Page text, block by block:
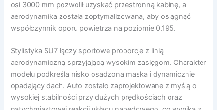
osi 3000 mm pozwolił uzyskać przestronną kabinę, a
aerodynamika została zoptymalizowana, aby osiągnąć
współczynnik oporu powietrza na poziomie 0,195.
Stylistyka SU7 łączy sportowe proporcje z linią
aerodynamiczną sprzyjającą wysokim zasięgom. Charakter
modelu podkreśla nisko osadzona maska i dynamicznie
opadający dach. Auto zostało zaprojektowane z myślą o
wysokiej stabilności przy dużych prędkościach oraz